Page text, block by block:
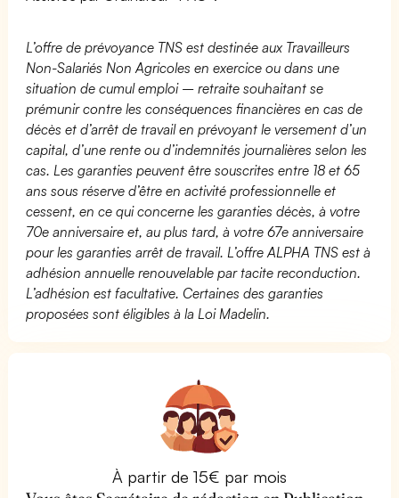
L’offre de prévoyance TNS est destinée aux Travailleurs
Non-Salariés Non Agricoles en exercice ou dans une
situation de cumul emploi – retraite souhaitant se
prémunir contre les conséquences financières en cas de
décès et d’arrêt de travail en prévoyant le versement d’un
capital, d’une rente ou d’indemnités journalières selon les
cas. Les garanties peuvent être souscrites entre 18 et 65
ans sous réserve d’être en activité professionnelle et
cessent, en ce qui concerne les garanties décès, à votre
70e anniversaire et, au plus tard, à votre 67e anniversaire
pour les garanties arrêt de travail. L’offre ALPHA TNS est à
adhésion annuelle renouvelable par tacite reconduction.
L’adhésion est facultative. Certaines des garanties
proposées sont éligibles à la Loi Madelin.
À partir de 15€ par mois